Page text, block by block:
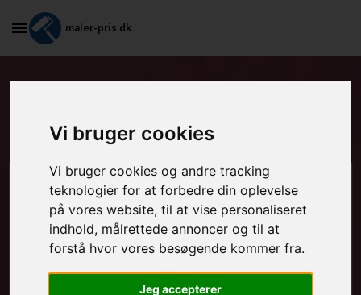
Vi bruger cookies
Vi bruger cookies og andre tracking
teknologier for at forbedre din oplevelse
på vores website, til at vise personaliseret
indhold, målrettede annoncer og til at
forstå hvor vores besøgende kommer fra.
Jeg accepterer
maler-pris.dk
møbler i Skørping
Beregn prisen her
MALEROPGAVER - INDVENDIGT: